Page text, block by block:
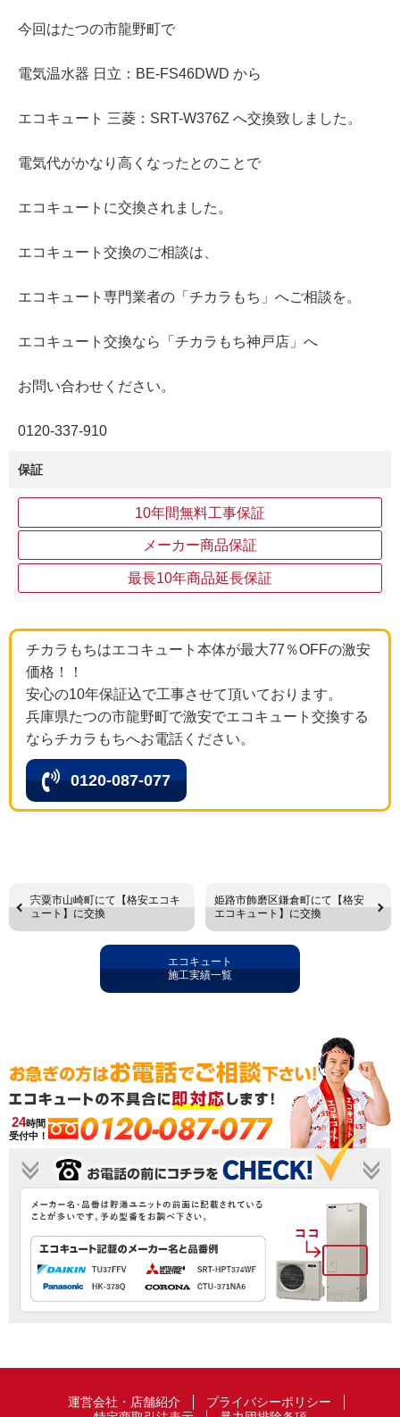
今回はたつの市龍野町で
電気温水器 日立：BE-FS46DWD から
エコキュート 三菱：SRT-W376Z へ交換致しました。
電気代がかなり高くなったとのことで
エコキュートに交換されました。
エコキュート交換のご相談は、
エコキュート専門業者の「チカラもち」へご相談を。
エコキュート交換なら「チカラもち神戸店」へ
お問い合わせください。
0120‐337‐910
保証
10年間無料工事保証
メーカー商品保証
最長10年商品延長保証
チカラもちはエコキュート本体が最大77％OFFの激安
価格！！
安心の10年保証込で工事させて頂いております。
兵庫県たつの市龍野町で激安でエコキュート交換する
ならチカラもちへお電話ください。
0120-087-077
宍粟市山崎町にて【格安エコキ
ュート】に交換
姫路市飾磨区鎌倉町にて【格安
エコキュート】に交換
エコキュート
施工実績一覧
24時間
受付中！
0120-087-077
運営会社・店舗紹介
プライバシーポリシー